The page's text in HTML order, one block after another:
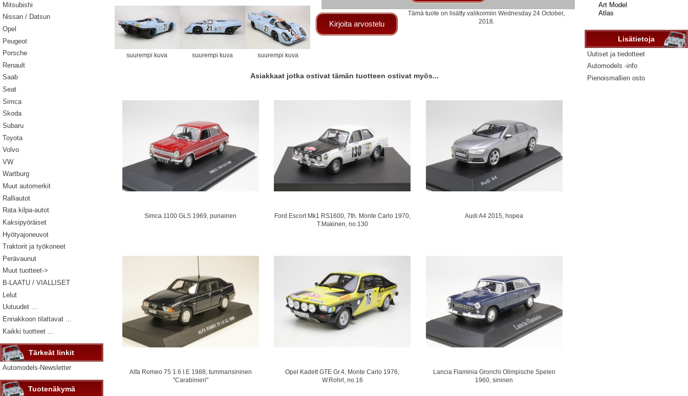
Mitsubishi
Nissan / Datsun
Opel
Peugeot
Porsche
Renault
Saab
Seat
Simca
Skoda
Subaru
Toyota
Volvo
VW
Wartburg
Muut automerkit
Ralliautot
Rata kilpa-autot
Kaksipyöräiset
Hyötyajoneuvot
Traktorit ja työkoneet
Perävaunut
Muut tuotteet->
B-LAATU / VIALLISET
Lelut
Uutuudet ...
Ennakkoon tilattavat ...
Kaikki tuotteet ...
Tärkeät linkit
Automodels-Newsletter
Tuotenäkymä
suurempi kuva suurempi kuva suurempi kuva
Kirjoita arvostelu
Tämä tuote on lisätty valikoimiin Wednesday 24 October,
2018.
Asiakkaat jotka ostivat tämän tuotteen ostivat myös...
Simca 1100 GLS 1969, punainen
Ford Escort Mk1 RS1600, 7th. Monte Carlo 1970,
T.Makinen, no.130
Audi A4 2015, hopea
Alfa Romeo 75 1.6 I.E 1988, tummansininen
"Carabinieri"
Opel Kadett GTE Gr.4, Monte Carlo 1976,
W.Rohrl, no.16
Lancia Flaminia Gronchi Olimpische Spelen
1960, sininen
Lisätietoja
Uutiset ja tiedotteet
Automodels -info
Pienoismallien osto